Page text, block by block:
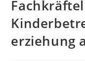
erziehung